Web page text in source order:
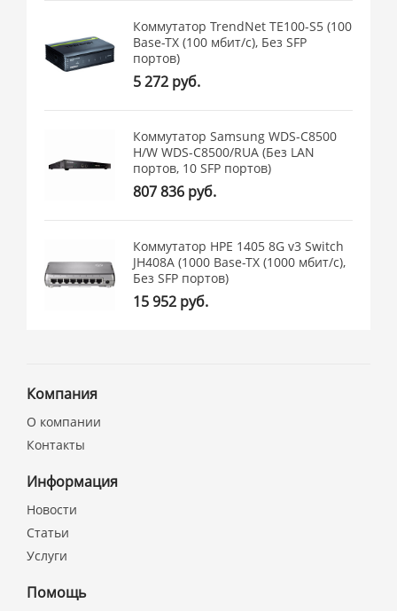
Коммутатор TrendNet TE100-S5 (100
Base-TX (100 мбит/с), Без SFP
портов)
5 272 руб.
Коммутатор Samsung WDS-C8500
H/W WDS-C8500/RUA (Без LAN
портов, 10 SFP портов)
807 836 руб.
Коммутатор HPE 1405 8G v3 Switch
JH408A (1000 Base-TX (1000 мбит/с),
Без SFP портов)
15 952 руб.
Компания
О компании
Контакты
Информация
Новости
Статьи
Услуги
Помощь